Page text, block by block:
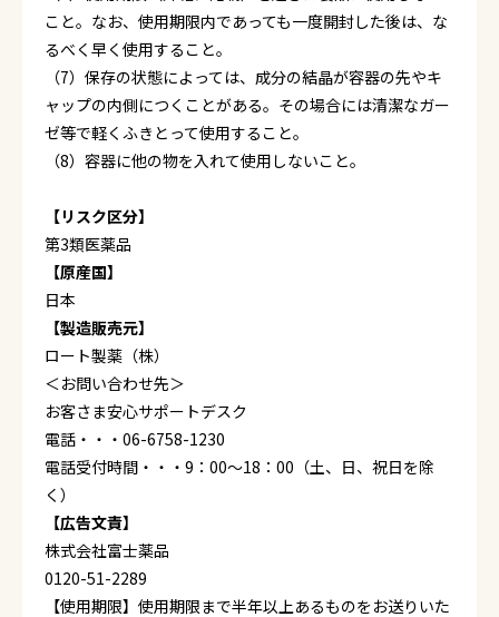
こと。なお、使用期限内であっても一度開封した後は、な
るべく早く使用すること。
（7）保存の状態によっては、成分の結晶が容器の先やキ
ャップの内側につくことがある。その場合には清潔なガー
ゼ等で軽くふきとって使用すること。
（8）容器に他の物を入れて使用しないこと。
【リスク区分】
第3類医薬品
【原産国】
日本
【製造販売元】
ロート製薬（株）
＜お問い合わせ先＞
お客さま安心サポートデスク
電話・・・06-6758-1230
電話受付時間・・・9：00～18：00（土、日、祝日を除
く）
【広告文責】
株式会社富士薬品
0120-51-2289
【使用期限】使用期限まで半年以上あるものをお送りいた